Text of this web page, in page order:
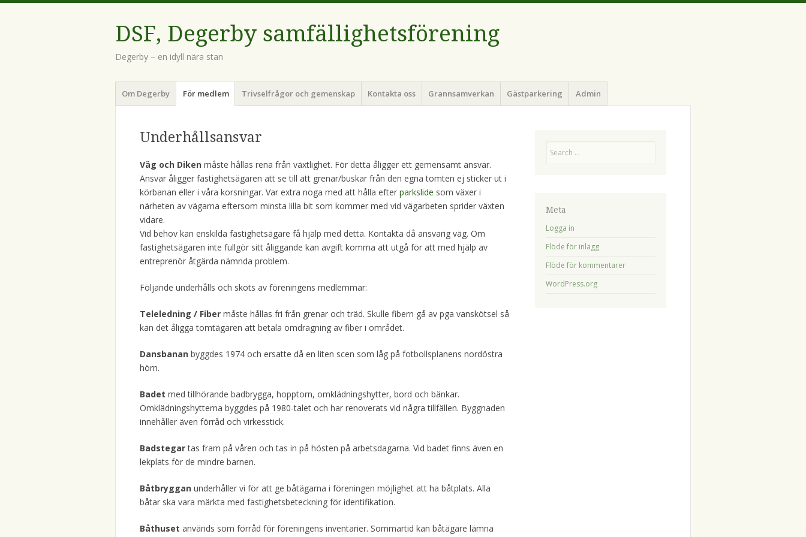
DSF, Degerby samfällighetsförening
Degerby – en idyll nära stan
Meny
Hoppa
tillOm Degerby För medlem Trivselfrågor och gemenskap Kontakta oss Grannsamverkan Gästparkering Admin
Underhållsansvar
Väg och Diken måste hållas rena från växtlighet. För detta åligger ett gemensamt ansvar.
Ansvar åligger fastighetsägaren att se till att grenar/buskar från den egna tomten ej sticker ut i
körbanan eller i våra korsningar. Var extra noga med att hålla efter parkslide som växer i
närheten av vägarna eftersom minsta lilla bit som kommer med vid vägarbeten sprider växten
vidare.
Vid behov kan enskilda fastighetsägare få hjälp med detta. Kontakta då ansvarig väg. Om
fastighetsägaren inte fullgör sitt åliggande kan avgift komma att utgå för att med hjälp av
entreprenör åtgärda nämnda problem.
Följande underhålls och sköts av föreningens medlemmar:
Teleledning / Fiber måste hållas fri från grenar och träd. Skulle fibern gå av pga vanskötsel så
kan det åligga tomtägaren att betala omdragning av fiber i området.
Dansbanan byggdes 1974 och ersatte då en liten scen som låg på fotbollsplanens nordöstra
hörn.
Badet med tillhörande badbrygga, hopptorn, omklädningshytter, bord och bänkar.
Omklädningshytterna byggdes på 1980-talet och har renoverats vid några tillfällen. Byggnaden
innehåller även förråd och virkesstick.
Badstegartas fram på våren och tas in på hösten på arbetsdagarna. Vid badet finns även en
lekplats för de mindre barnen.
Båtbryggan underhåller vi för att ge båtägarna i föreningen möjlighet att ha båtplats. Alla
båtar ska vara märkta med fastighetsbeteckning för identifikation.
Båthuset används som förråd för föreningens inventarier. Sommartid kan båtägare lämna
Meta
Logga in
Flöde för inlägg
Flöde för kommentarer
WordPress.org